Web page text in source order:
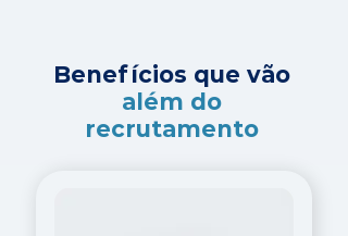
Benefícios que vão
além do
recrutamento